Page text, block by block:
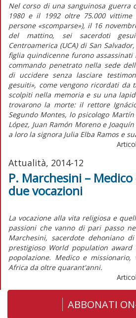
Nel corso di una sanguinosa guerra
1980 e il 1992 oltre 75.000
persone «scomparse»), il 16
del mattino, sei sacerdoti
Centroamerica (UCA) di San
figlia quindicenne furono
commando penetrato nella sede
di uccidere senza lasciare
gesuiti», come vengono ricordati da
scolpiti nella memoria e su una
trovarono la morte: il rettore
Segundo Montes, lo psicologo
López, Juan Ramón Moreno e
a loro la signora Julia Elba Ramos e
Attualità, 2014-12
P. Marchesini –
due vocazioni
La vocazione alla vita religiosa e
passioni che vanno di pari passo
Marchesini, sacerdote dehoniano
prestigioso World population
popolazione. Medico e
Africa da oltre quarant'anni.
ABBONATI